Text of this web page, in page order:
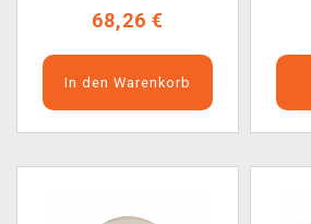
68,26 €
In den Warenkorb